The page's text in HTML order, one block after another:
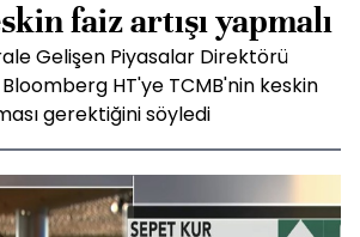
faiz artışı yapmalı
Gelişen Piyasalar Direktörü
HT'ye TCMB'nin keskin
gerektiğini söyledi